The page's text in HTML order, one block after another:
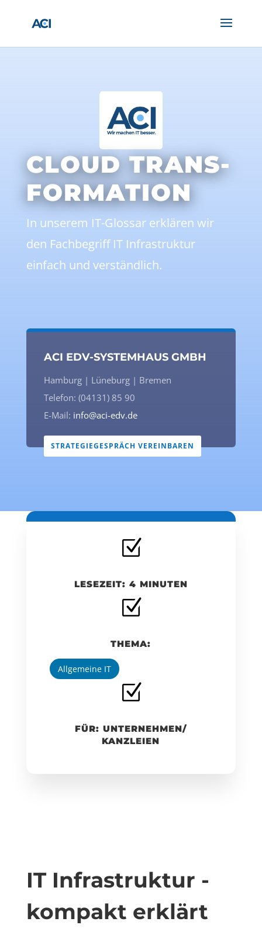
CLOUD TRANS-
FORMATION
In unserem IT-Glossar erklären wir
den Fachbegriff IT Infrastruktur
einfach und verständlich.
ACI EDV-SYSTEMHAUS GMBH
Hamburg | Lüneburg | Bremen
Telefon: (04131) 85 90
E-Mail: info@aci-edv.de
STRATEGIEGESPRÄCH VEREINBAREN
Z
LESEZEIT: 4 MINUTEN
Z
THEMA:
Allgemeine IT
Z
FÜR: UNTERNEHMEN/
KANZLEIEN
IT Infrastruktur -
kompakt erklärt